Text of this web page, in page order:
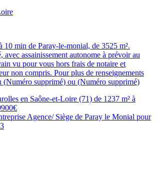
10 min de Paray-le-monial, de 3525 m².
assainissement autonome à prévoir au
vu pour vous hors frais de notaire et
non compris. Pour plus de renseignements
(Numéro supprimé) ou (Numéro supprimé)